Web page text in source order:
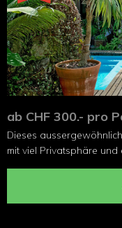
ab CHF 300.- pro
Dieses
mit viel Privatsphäre und